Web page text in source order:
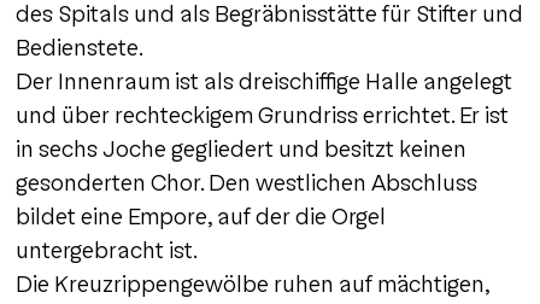
des Spitals und als Begräbnisstätte für Stifter und
Bedienstete.
Der Innenraum ist als dreischiffige Halle angelegt
und über rechteckigem Grundriss errichtet. Er ist
in sechs Joche gegliedert und besitzt keinen
gesonderten Chor. Den westlichen Abschluss
bildet eine Empore, auf der die Orgel
untergebracht ist.
Die Kreuzrippengewölbe ruhen auf mächtigen,